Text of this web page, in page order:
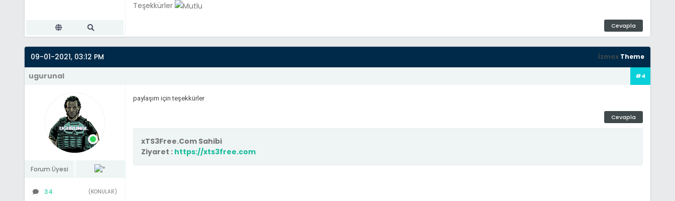
Teşekkürler
Cevapla
09-01-2021, 03:12 PM İzmox Theme
ugurunal
Forum Üyesi
34 (KONULAR)
#4
paylaşım için teşekkürler
Cevapla
xTS3Free.Com Sahibi
Ziyaret : https://xts3free.com